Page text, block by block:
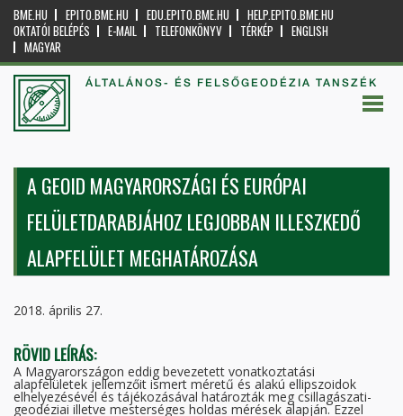
BME.HU EPITO.BME.HU EDU.EPITO.BME.HU
HELP.EPITO.BME.HU
OKTATÓI BELÉPÉS
E-MAIL TELEFONKÖNYV TÉRKÉP
ENGLISH
MAGYAR
ÁLTALÁNOS- ÉS FELSŐGEODÉZIA TANSZÉK
A GEOID MAGYARORSZÁGI ÉS EURÓPAI
FELÜLETDARABJÁHOZ LEGJOBBAN ILLESZKEDŐ
ALAPFELÜLET MEGHATÁROZÁSA
2018. április 27.
RÖVID LEÍRÁS:
A Magyarországon eddig bevezetett vonatkoztatási
alapfelületek jellemzőit ismert méretű és alakú ellipszoidok
elhelyezésével és tájékozásával határozták meg csillagászati-
geodéziai illetve mesterséges holdas mérések alapján. Ezzel